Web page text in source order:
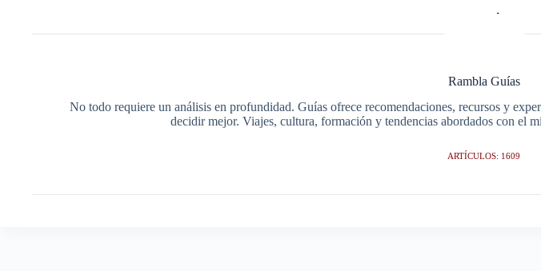
Rambla Guías
No todo requiere un análisis en profundidad. Guías ofrece recomendaciones, recursos y
decidir mejor. Viajes, cultura, formación y tendencias abordados con el
ARTÍCULOS: 1609